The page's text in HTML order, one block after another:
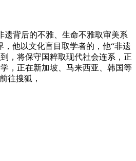
遗背后的不雅、生命不雅取审美系
他以文化盲目取学者的，他“非遗
，将保守国粹取现代社会连系，正
，正在新加坡、马来西亚、韩国等
往搜狐，